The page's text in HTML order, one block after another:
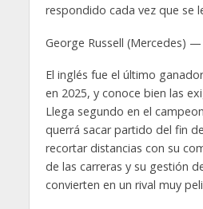
respondido cada vez que se
George Russell (Mercedes)
El inglés fue el último
en 2025, y conoce bien las
Llega segundo en el
querrá sacar partido del fin
recortar distancias con su
de las carreras y su gestión
convierten en un rival muy